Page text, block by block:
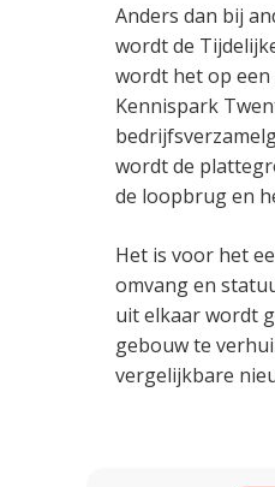
Anders dan bij
wordt de
wordt het op een
Kennispark
wordt de
de loopbrug en
Het is voor het
omvang en
uit elkaar wordt
gebouw te
vergelijkbare